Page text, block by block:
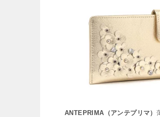
ANTEPRIMA（アンテプリマ）